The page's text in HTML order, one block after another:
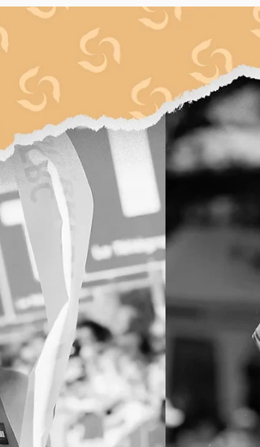
de Bretagne de la distance mythique du Marathon.
Pour sa 14ème édition, ce fut un grand cru avec un
beau programme et de belles performances. Retour
sur les Bretagne de Marathon mais aussi les 10km
avec quelques records de Bretagne battus… Du côté
du Marathon, pour la 3ème année consécutive Fanny
Malagré (Stade Rennais) décroche le titre régional en
2h43'51" devançant Laurian